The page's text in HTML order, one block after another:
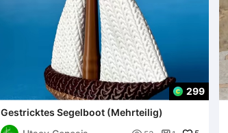
299
Gestricktes Segelboot (Mehrteilig)